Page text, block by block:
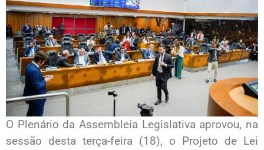
O Plenário da Assembleia Legislativa aprovou, na
sessão desta terça-feira (18), o Projeto de Lei